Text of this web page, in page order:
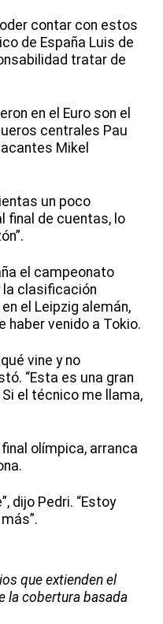
contar con estos
de España Luis de
tratar de
en el Euro son el
centrales Pau
Mikel
un poco
final de cuentas, lo
el campeonato
la clasificación
el Leipzig alemán,
haber venido a Tokio.
vine y no
“Esta es una gran
el técnico me llama,
olímpica, arranca
dijo Pedri. “Estoy
que extienden el
la cobertura basada